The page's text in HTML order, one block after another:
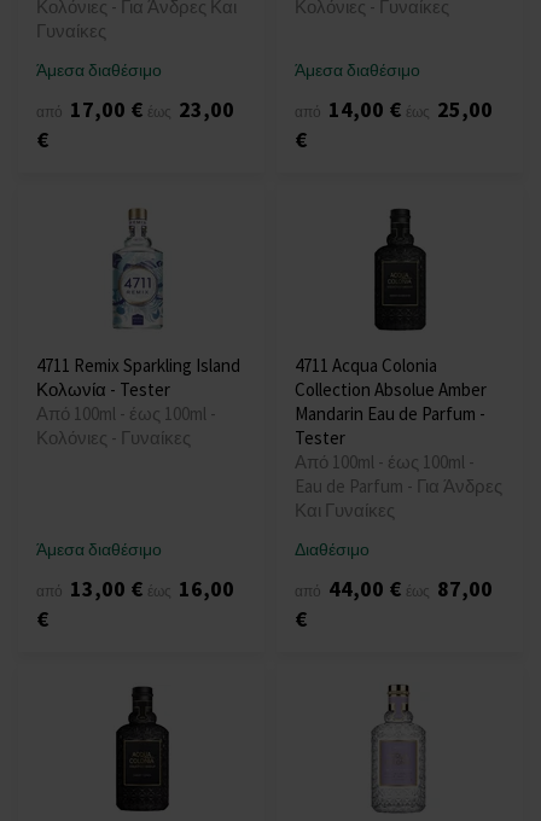
Κολόνιες - Για Άνδρες Και
Γυναίκες
Άμεσα διαθέσιμο
από 17,00 € έως 23,00
€
Κολόνιες - Γυναίκες
Άμεσα διαθέσιμο
από 14,00 € έως 25,00
€
4711 Remix Sparkling Island
Κολωνία - Tester
Από 100ml - έως 100ml -
Κολόνιες - Γυναίκες
Άμεσα διαθέσιμο
από 13,00 € έως 16,00
€
4711 Acqua Colonia
Collection Absolue Amber
Mandarin Eau de Parfum -
Tester
Από 100ml - έως 100ml -
Eau de Parfum - Για Άνδρες
Και Γυναίκες
Διαθέσιμο
από 44,00 € έως 87,00
€